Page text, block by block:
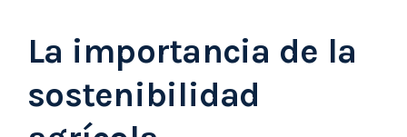
La importancia de la
sostenibilidad